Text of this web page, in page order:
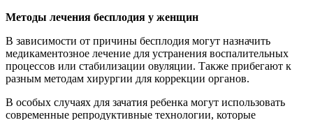
Методы лечения бесплодия у женщин
В зависимости от причины бесплодия могут назначить
медикаментозное лечение для устранения воспалительных
процессов или стабилизации овуляции. Также прибегают к
разным методам хирургии для коррекции органов.
В особых случаях для зачатия ребенка могут использовать
современные репродуктивные технологии, которые